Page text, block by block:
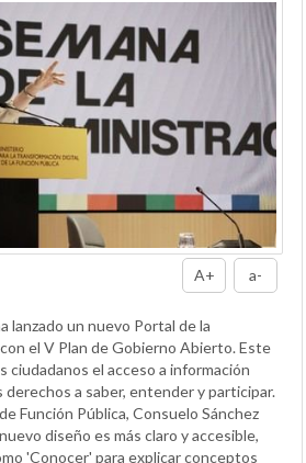
A+ a-
lanzado un nuevo Portal de la
el V Plan de Gobierno Abierto. Este
ciudadanos el acceso a información
derechos a saber, entender y participar.
Función Pública, Consuelo Sánchez
diseño es más claro y accesible,
'Conocer' para explicar conceptos